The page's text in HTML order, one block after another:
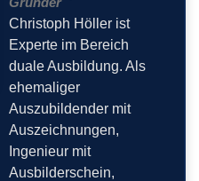
Christoph Höller ist
Experte im Bereich
duale Ausbildung. Als
ehemaliger
Auszubildender mit
Auszeichnungen,
Ingenieur mit
Ausbilderschein,